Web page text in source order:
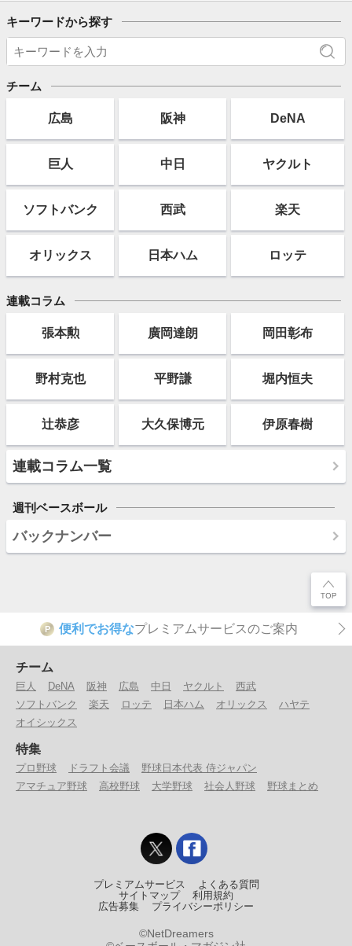
キーワードから探す
チーム
広島 阪神 DeNA
巨人 中日 ヤクルト
ソフト バンク 西武 楽天
オリックス 日本ハム ロッテ
連載コラム
張本勲 廣岡達朗 岡田彰布
野村克也 平野謙 堀内恒夫
辻恭彦 大久保博元 伊原春樹
連載コラム一覧
週刊ベースボール
バックナンバー
P 便利でお得なプレミアムサービスのご案内
チーム
巨人 DeNA 阪神 広島 中日 ヤクルト
西武
ソフトバンク
楽天 ロッテ 日本ハム オリックス
ハヤテ
オイシックス
特集
プロ野球 ドラフト会議
野球日本代表 侍ジャパン
アマチュア野球
高校野球 大学野球 社会人野球 野球まとめ
プレミアムサービス
よくある質問
サイトマップ
利用規約
広告募集
プライバシーポリシー
©NetDreamers